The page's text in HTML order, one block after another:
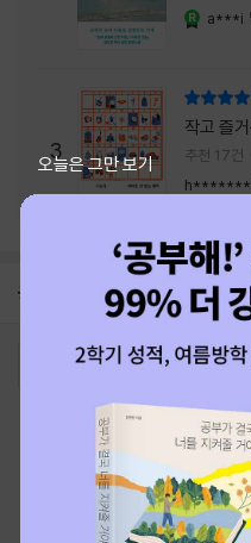
a***i
3
작고 즐
회피하
기.
추천 17건
공지 26년 NBCI 수상 안내
2026-08-01
오늘은 그만 보기
로그인 최
고객센터 1544-3800 티켓
eBook 1:1
예스이십사(
이용약관
개인정보
PC버전
회사